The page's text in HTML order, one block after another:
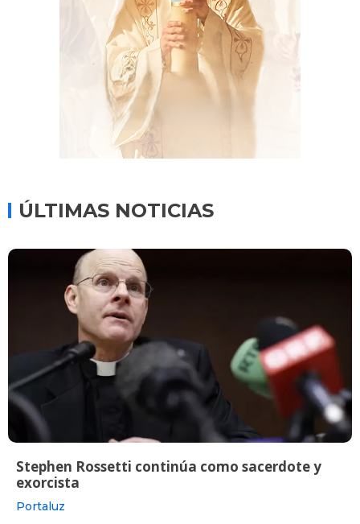
ÚLTIMAS NOTICIAS
Stephen Rossetti continúa como sacerdote y
exorcista
Portaluz